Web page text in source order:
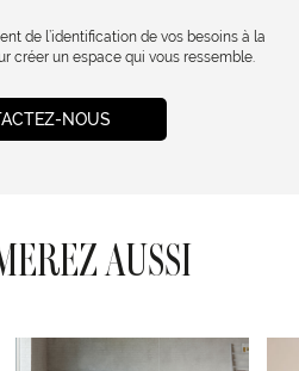
de l’identification de vos besoins à la
créer un espace qui vous ressemble.
NOUS
AUSSI